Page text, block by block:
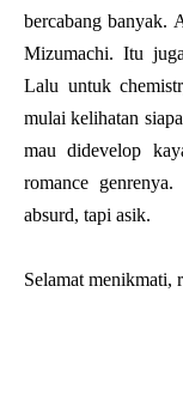
bercabang banyak.
Mizumachi. Itu
Lalu untuk
mulai kelihatan
mau didevelop
romance
absurd, tapi asik.
Selamat menikmati,